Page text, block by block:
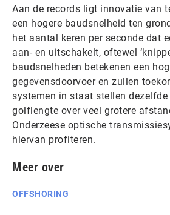
Aan de records ligt innovatie van
een hogere baudsnelheid ten
het aantal keren per seconde dat
aan- en uitschakelt, oftewel
baudsnelheden betekenen een
gegevensdoorvoer en zullen
systemen in staat stellen
golflengte over veel grotere
Onderzeese optische
hiervan profiteren.
Meer over
OFFSHORING